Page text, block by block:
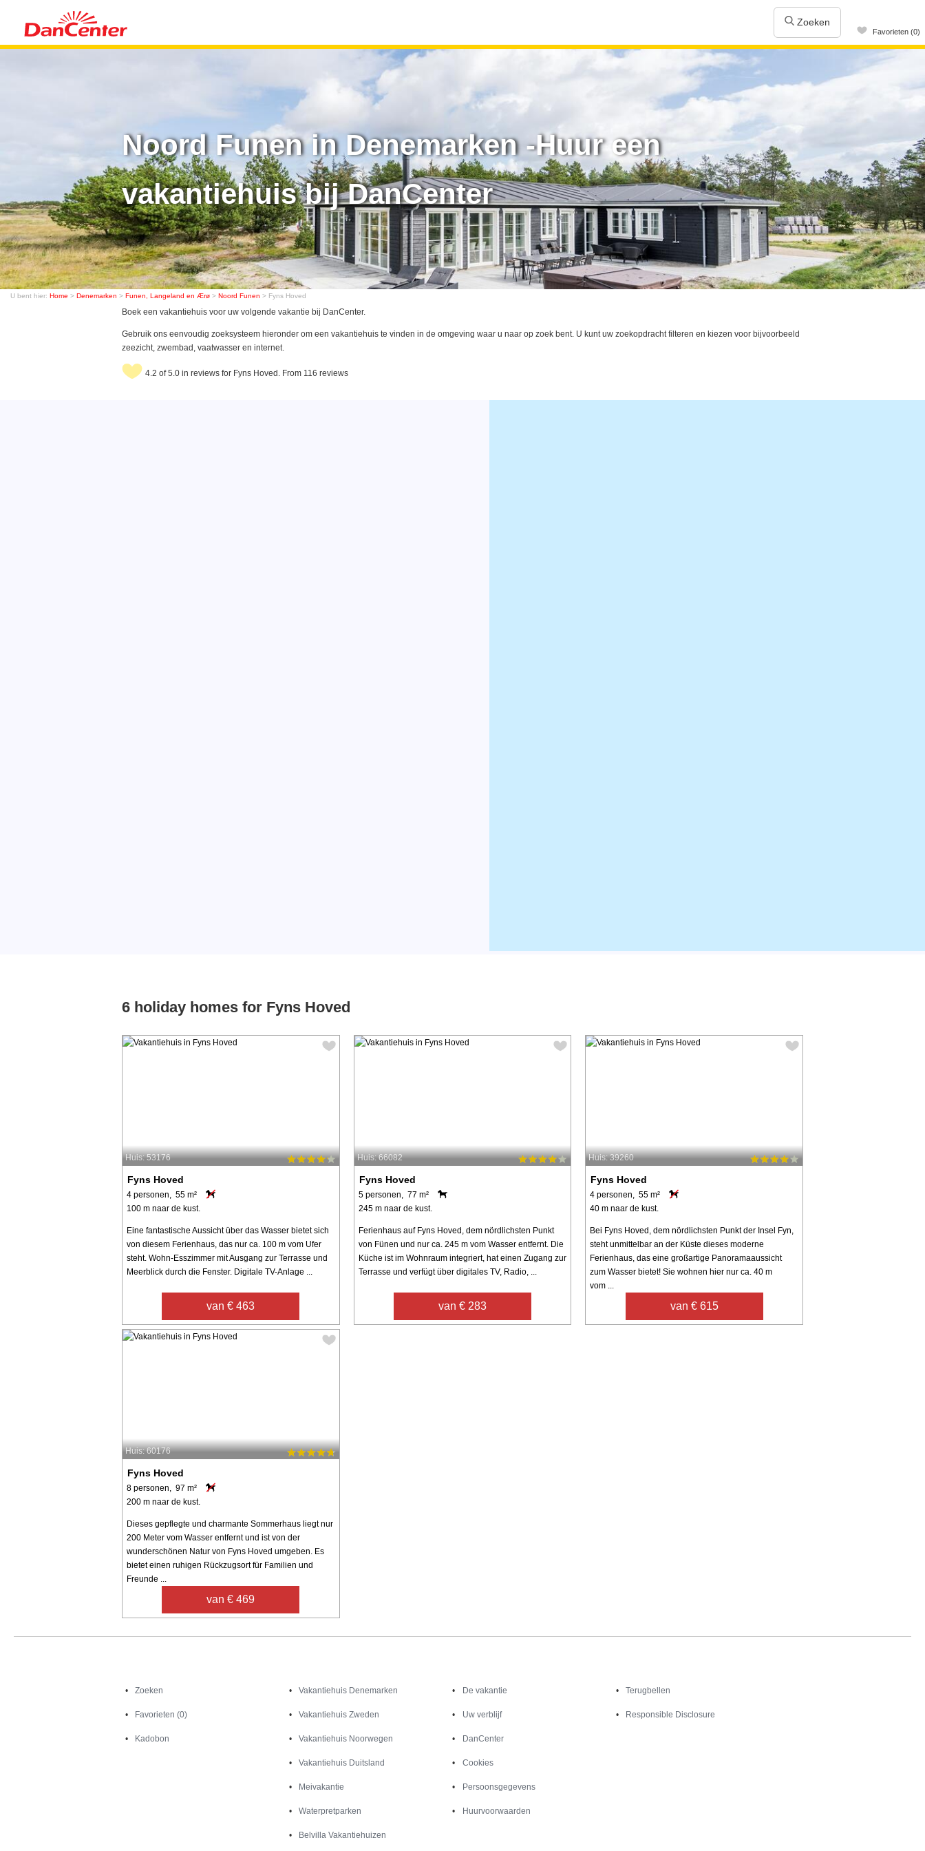
Zoeken
Favorieten (0)
Noord Funen in Denemarken -Huur een
vakantiehuis bij DanCenter
U bent hier: Home > Denemarken > Funen, Langeland en Ærø > Noord Funen > Fyns Hoved
Boek een vakantiehuis voor uw volgende vakantie bij DanCenter.
Gebruik ons eenvoudig zoeksysteem hieronder om een vakantiehuis te vinden in de omgeving waar u naar op zoek bent. U kunt uw zoekopdracht filteren en kiezen voor bijvoorbeeld
zeezicht, zwembad, vaatwasser en internet.
4.2 of 5.0 in reviews for Fyns Hoved. From 116 reviews
6 holiday homes for Fyns Hoved
Huis: 53176
Fyns Hoved
4 personen, 55 m²
100 m naar de kust.
Eine fantastische Aussicht über das Wasser bietet sich
von diesem Ferienhaus, das nur ca. 100 m vom Ufer
steht. Wohn-Esszimmer mit Ausgang zur Terrasse und
Meerblick durch die Fenster. Digitale TV-Anlage ...
van € 463
Huis: 66082
Fyns Hoved
5 personen, 77 m²
245 m naar de kust.
Ferienhaus auf Fyns Hoved, dem nördlichsten Punkt
von Fünen und nur ca. 245 m vom Wasser entfernt. Die
Küche ist im Wohnraum integriert, hat einen Zugang zur
Terrasse und verfügt über digitales TV, Radio, ...
van € 283
Huis: 39260
Fyns Hoved
4 personen, 55 m²
40 m naar de kust.
Bei Fyns Hoved, dem nördlichsten Punkt der Insel Fyn,
steht unmittelbar an der Küste dieses moderne
Ferienhaus, das eine großartige Panoramaaussicht
zum Wasser bietet! Sie wohnen hier nur ca. 40 m
vom ...
van € 615
Huis: 60176
Fyns Hoved
8 personen, 97 m²
200 m naar de kust.
Dieses gepflegte und charmante Sommerhaus liegt nur
200 Meter vom Wasser entfernt und ist von der
wunderschönen Natur von Fyns Hoved umgeben. Es
bietet einen ruhigen Rückzugsort für Familien und
Freunde ...
van € 469
Zoeken
Favorieten (0)
Kadobon
Vakantiehuis Denemarken
Vakantiehuis Zweden
Vakantiehuis Noorwegen
Vakantiehuis Duitsland
Meivakantie
Waterpretparken
Belvilla Vakantiehuizen
De vakantie
Uw verblijf
DanCenter
Cookies
Persoonsgegevens
Huurvoorwaarden
Terugbellen
Responsible Disclosure